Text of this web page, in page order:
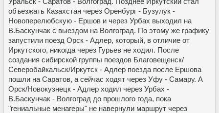
объезжать Казахстан через Оренбург - Бузулук -
Новоперелюбскую - Ершов и через Урбах выходил на
В.Баскунчак с выездом на Волгоград. По этому же графику
запустили поезд Орск - Адлер, который, в отличие от
Иркутского, никогда через Гурьев не ходил. После
создания сибирской группы поездов Благовещенск/
Северобайкальск/Иркутск - Адлер поезда после Ершова
пошли на Саратов, а сейчас ходят через Уфу - Самару. А
Орск/Новокузнецк - Адлер ходил через Урбах -
В.Баскунчак - Волгоград до прошлого года, пока
"гениальные менагеры" не навернули маршрут через